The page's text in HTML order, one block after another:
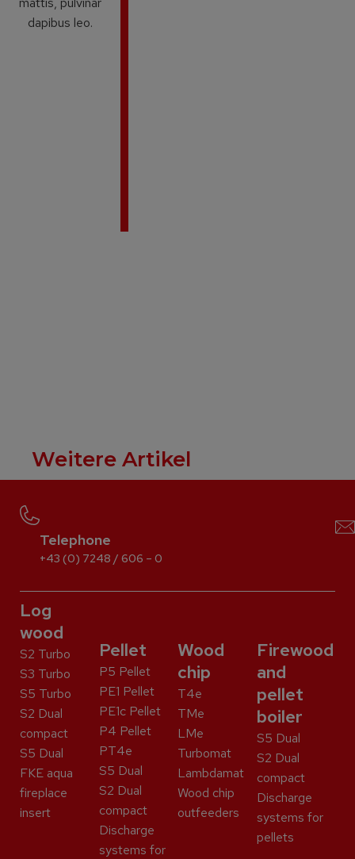
dapibus leo.
Weitere Artikel
Telephone
+43 (0) 7248 / 606 – 0
Log
wood
S2 Turbo
S3 Turbo
S5 Turbo
S2 Dual
compact
S5 Dual
FKE aqua
fireplace
insert
Pellet
P5 Pellet
PE1 Pellet
PE1c Pellet
P4 Pellet
PT4e
S5 Dual
S2 Dual
compact
Discharge
systems for
Wood
chip
T4e
TMe
LMe
Turbomat
Lambdamat
Wood chip
outfeeders
Firewood
and
pellet
boiler
S5 Dual
S2 Dual
compact
Discharge
systems for
pellets